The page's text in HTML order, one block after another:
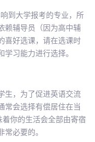
到大学报考的专业，所
赖辅导员（因为高中辅
喜好选课，请在选课时
习能力进行选择。
生，为了促进英语交流
常会选择有偿居住在当
你的生活会全部由寄宿
必要的。